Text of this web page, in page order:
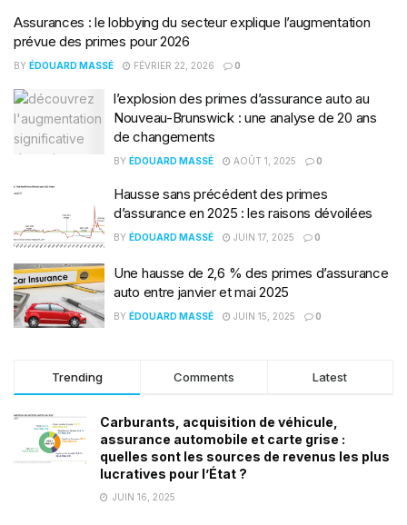
Assurances : le lobbying du secteur explique l’augmentation
prévue des primes pour 2026
BY ÉDOUARD MASSÉ FÉVRIER 22, 2026 0
l’explosion des primes d’assurance auto au
Nouveau-Brunswick : une analyse de 20 ans
de changements
BY ÉDOUARD MASSÉ AOÛT 1, 2025 0
Hausse sans précédent des primes
d’assurance en 2025 : les raisons dévoilées
BY ÉDOUARD MASSÉ JUIN 17, 2025 0
Une hausse de 2,6 % des primes d’assurance
auto entre janvier et mai 2025
BY ÉDOUARD MASSÉ JUIN 15, 2025 0
Trending Comments Latest
Carburants, acquisition de véhicule,
assurance automobile et carte grise :
quelles sont les sources de revenus les plus
lucratives pour l’État ?
JUIN 16, 2025